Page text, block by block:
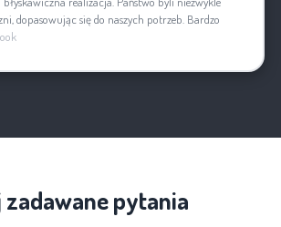
dopasowując się do naszych potrzeb. Bardzo
zadawane pytania